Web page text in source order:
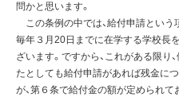
問かと思います。
この条例の中では、給付申請という
毎年３月20日までに在学する学校長
ざいます。ですから、これがある限
たとしても給付申請があれば残金に
が、第６条で給付金の額が定められて